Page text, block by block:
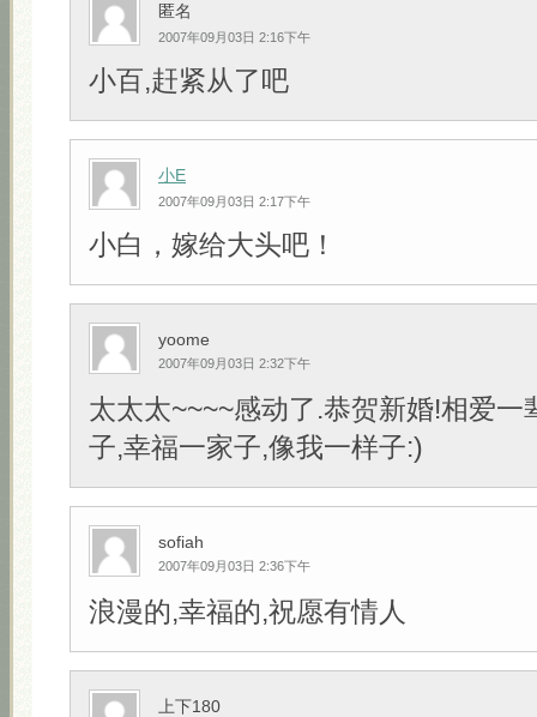
匿名
2007年09月03日 2:16下午
小百,赶紧从了吧
小E
2007年09月03日 2:17下午
小白，嫁给大头吧！
yoome
2007年09月03日 2:32下午
太太太~~~~感动了.恭贺新婚!相爱一
子,幸福一家子,像我一样子:)
sofiah
2007年09月03日 2:36下午
浪漫的,幸福的,祝愿有情人
上下180